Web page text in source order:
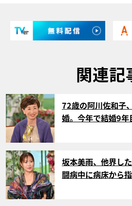
関連記
サムネイル
72歳の阿川佐和子
婚。今年で結婚9
サムネイル
坂本美雨、他界し
闘病中に病床から